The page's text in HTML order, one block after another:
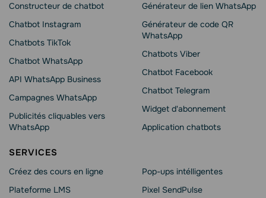
Constructeur de chatbot
Chatbot Instagram
Chatbots TikTok
Chatbot WhatsApp
API WhatsApp Business
Campagnes WhatsApp
Publicités cliquables vers
WhatsApp
Générateur de lien WhatsApp
Générateur de code QR
WhatsApp
Chatbots Viber
Сhatbot Facebook
Chatbot Telegram
Widget d'abonnement
Application chatbots
SERVICES
Créez des cours en ligne
Plateforme LMS
Pop-ups intélligentes
Pixel SendPulse